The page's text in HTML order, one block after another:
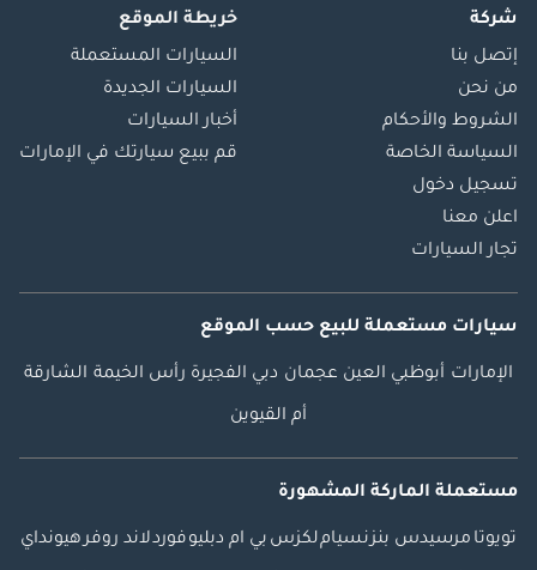
شركة
إتصل بنا
من نحن
الشروط والأحكام
السياسة الخاصة
تسجيل دخول
اعلن معنا
تجار السيارات
خريطة الموقع
السيارات المستعملة
السيارات الجديدة
أخبار السيارات
قم ببيع سيارتك في الإمارات
سيارات مستعملة للبيع حسب الموقع
الإمارات أبوظبي العين عجمان دبي الفجيرة رأس الخيمة الشارقة
أم القيوين
مستعملة الماركة المشهورة
تويوتا مرسيدس بنزنسياملكزس بي ام دبليوفوردلاند روفرهيونداي